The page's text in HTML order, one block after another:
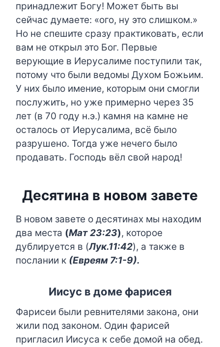
принадлежит Богу! Может быть вы
сейчас думаете: «ого, ну это слишком.»
Но не спешите сразу практиковать, если
вам не открыл это Бог. Первые
верующие в Иерусалиме поступили так,
потому что были ведомы Духом Божьим.
У них было имение, которым они смогли
послужить, но уже примерно через 35
лет (в 70 году н.э.) камня на камне не
осталось от Иерусалима, всё было
разрушено. Тогда уже нечего было
продавать. Господь вёл свой народ!
Десятина в новом завете
В новом завете о десятинах мы находим
два места (Мат 23:23), которое
дублируется в (Лук.11:42), а также в
послании к (Евреям 7:1-9).
Иисус в доме фарисея
Фарисеи были ревнителями закона, они
жили под законом. Один фарисей
пригласил Иисуса к себе домой на обед.